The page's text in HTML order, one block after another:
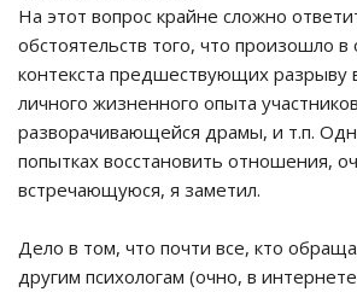
На этот вопрос крайне сложно
обстоятельств того, что произошло
контекста предшествующих разрыву
личного жизненного опыта участников
разворачивающейся драмы, и т.п.
попытках восстановить отношения,
встречающуюся, я заметил.
Дело в том, что почти все, кто
другим психологам (очно, в